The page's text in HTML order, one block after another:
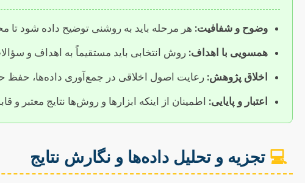
وضوح و شفافیت: هر مرحله باید به روشنی توضیح داده شود تا
همسویی با اهداف: روش انتخابی باید مستقیماً به اهداف و
اخلاق پژوهش: رعایت اصول اخلاقی در جمع‌آوری داده‌ها،
اعتبار و پایایی: اطمینان از اینکه ابزارها و روش‌ها نتایج معتبر و
💻 تجزیه و تحلیل داده‌ها و نگارش نتایج